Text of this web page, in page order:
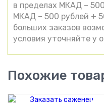
в пределах МКАД –
МКАД – 500 рублей +
больших заказов
условия уточняйте у
Похожие